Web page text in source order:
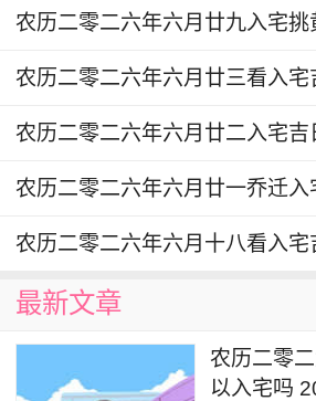
新宅的物品，最好自己动手，搬
最新文章
农历二零
以入宅吗